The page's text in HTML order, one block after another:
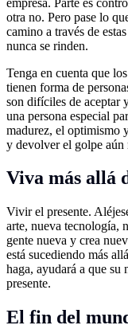
otra no. Pero pase lo
camino a través de
nunca se rinden.
Tenga en cuenta que
tienen forma de
son difíciles de aceptar
una persona especial
madurez, el optimismo
y devolver el golpe aún
Viva más allá
Vivir el presente.
arte, nueva tecnología,
gente nueva y crea
está sucediendo más
haga, ayudará a que su
presente.
El fin del